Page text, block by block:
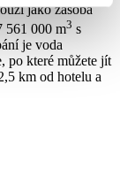
jako zásoba
561 000 m3 s
je voda
po které můžete jít
km od hotelu a